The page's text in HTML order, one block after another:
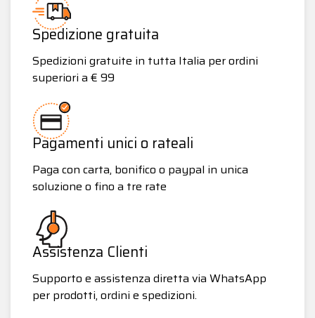
Spedizione gratuita
Spedizioni gratuite in tutta Italia per ordini
superiori a € 99
Pagamenti unici o rateali
Paga con carta, bonifico o paypal in unica
soluzione o fino a tre rate
Assistenza Clienti
Supporto e assistenza diretta via WhatsApp
per prodotti, ordini e spedizioni.